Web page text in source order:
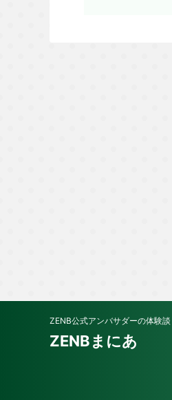
ZENB公式アンバサダーの体験談
ZENBまにあ